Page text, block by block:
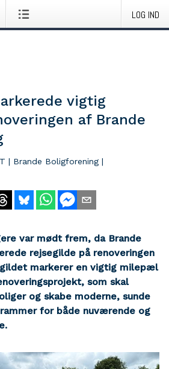
LOG IND
vigtig
af Brande
| Brande Boligforening |
var mødt frem, da Brande
rejsegilde på renoveringen
markerer en vigtig milepæl
som skal
og skabe moderne, sunde
for både nuværende og